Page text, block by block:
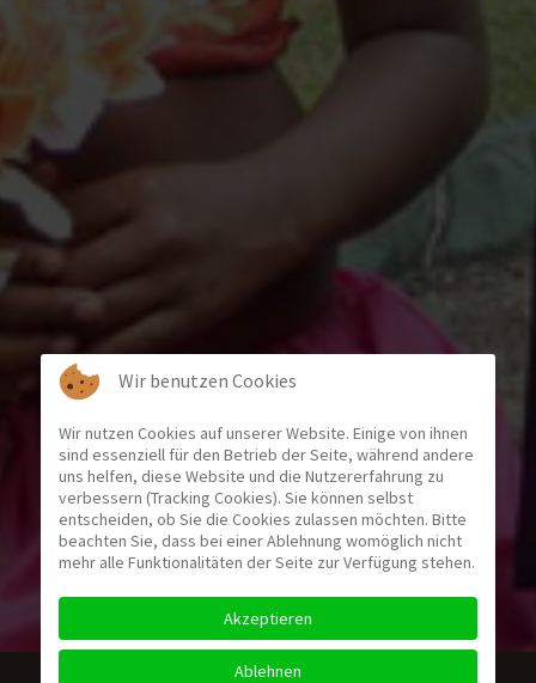
Wir benutzen Cookies
Wir nutzen Cookies auf unserer Website. Einige von ihnen
sind essenziell für den Betrieb der Seite, während andere
uns helfen, diese Website und die Nutzererfahrung zu
verbessern (Tracking Cookies). Sie können selbst
entscheiden, ob Sie die Cookies zulassen möchten. Bitte
beachten Sie, dass bei einer Ablehnung womöglich nicht
mehr alle Funktionalitäten der Seite zur Verfügung stehen.
Akzeptieren
Ablehnen